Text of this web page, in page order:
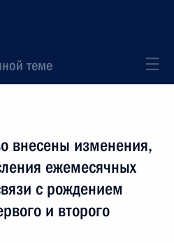
теме
внесены изменения,
ежемесячных
с рождением
и второго